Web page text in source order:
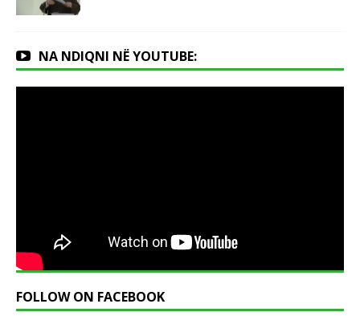
NA NDIQNI NË YOUTUBE:
FOLLOW ON FACEBOOK